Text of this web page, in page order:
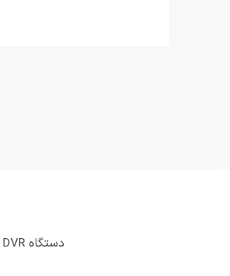
دستگاه DVR هایک ویژن iDS-7216HQHI-M2/S